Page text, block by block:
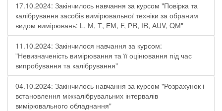
17.10.2024: Закінчилось навчання за курсом "Повірка та
калібрування засобів вимірювальної техніки за обраним
видом вимірювань: L, М, Т, ЕМ, F, РR, ІR, АUV, QМ"
11.10.2024: Закінчилося навчання за курсом:
"Невизначеність вимірювання та її оцінювання під час
випробування та калібрування"
04.10.2024: Закінчилось навчання за курсом "Розрахунок і
встановлення міжкалібрувальних інтервалів
вимірювального обладнання"